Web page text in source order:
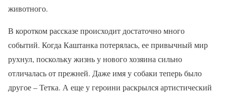
животного.
В коротком рассказе происходит достаточно много
событий. Когда Каштанка потерялась, ее привычный мир
рухнул, поскольку жизнь у нового хозяина сильно
отличалась от прежней. Даже имя у собаки теперь было
другое – Тетка. А еще у героини раскрылся артистический